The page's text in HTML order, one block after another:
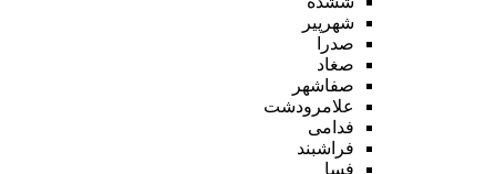
شهرپیر
صدرا
صغاد
صفاشهر
علامرودشت
فدامی
فراشبند
فسا